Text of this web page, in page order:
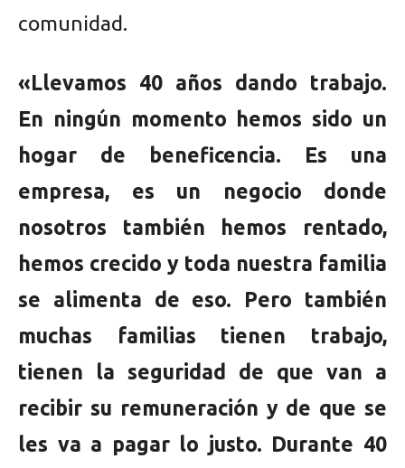
comunidad.
«Llevamos 40 años dando trabajo.
En ningún momento hemos sido un
hogar de beneficencia. Es una
empresa, es un negocio donde
nosotros también hemos rentado,
hemos crecido y toda nuestra familia
se alimenta de eso. Pero también
muchas familias tienen trabajo,
tienen la seguridad de que van a
recibir su remuneración y de que se
les va a pagar lo justo. Durante 40